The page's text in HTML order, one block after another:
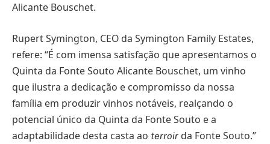
Alicante Bouschet.
Rupert Symington, CEO da Symington Family Estates,
refere: “É com imensa satisfação que apresentamos o
Quinta da Fonte Souto Alicante Bouschet, um vinho
que ilustra a dedicação e compromisso da nossa
família em produzir vinhos notáveis, realçando o
potencial único da Quinta da Fonte Souto e a
adaptabilidade desta casta ao terroir da Fonte Souto.”